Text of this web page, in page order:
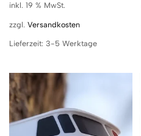
inkl. 19 % MwSt.
zzgl. Versandkosten
Lieferzeit: 3-5 Werktage